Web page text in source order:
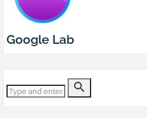
Google Lab